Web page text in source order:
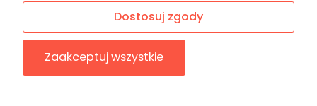
Blog
Dostosuj zgody
Zaakceptuj wszystkie